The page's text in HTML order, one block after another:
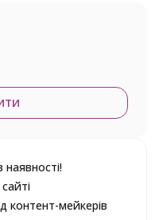
контент-мейкерів